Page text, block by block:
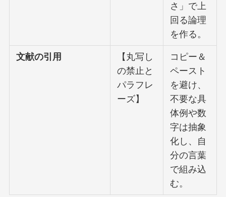
さ」で上
回る論理
を作る。
文献の引用
【丸写し
の禁止と
パラフレ
ーズ】
コピー＆
ペースト
を避け、
不要な具
体例や数
字は抽象
化し、自
分の言葉
で組み込
む。